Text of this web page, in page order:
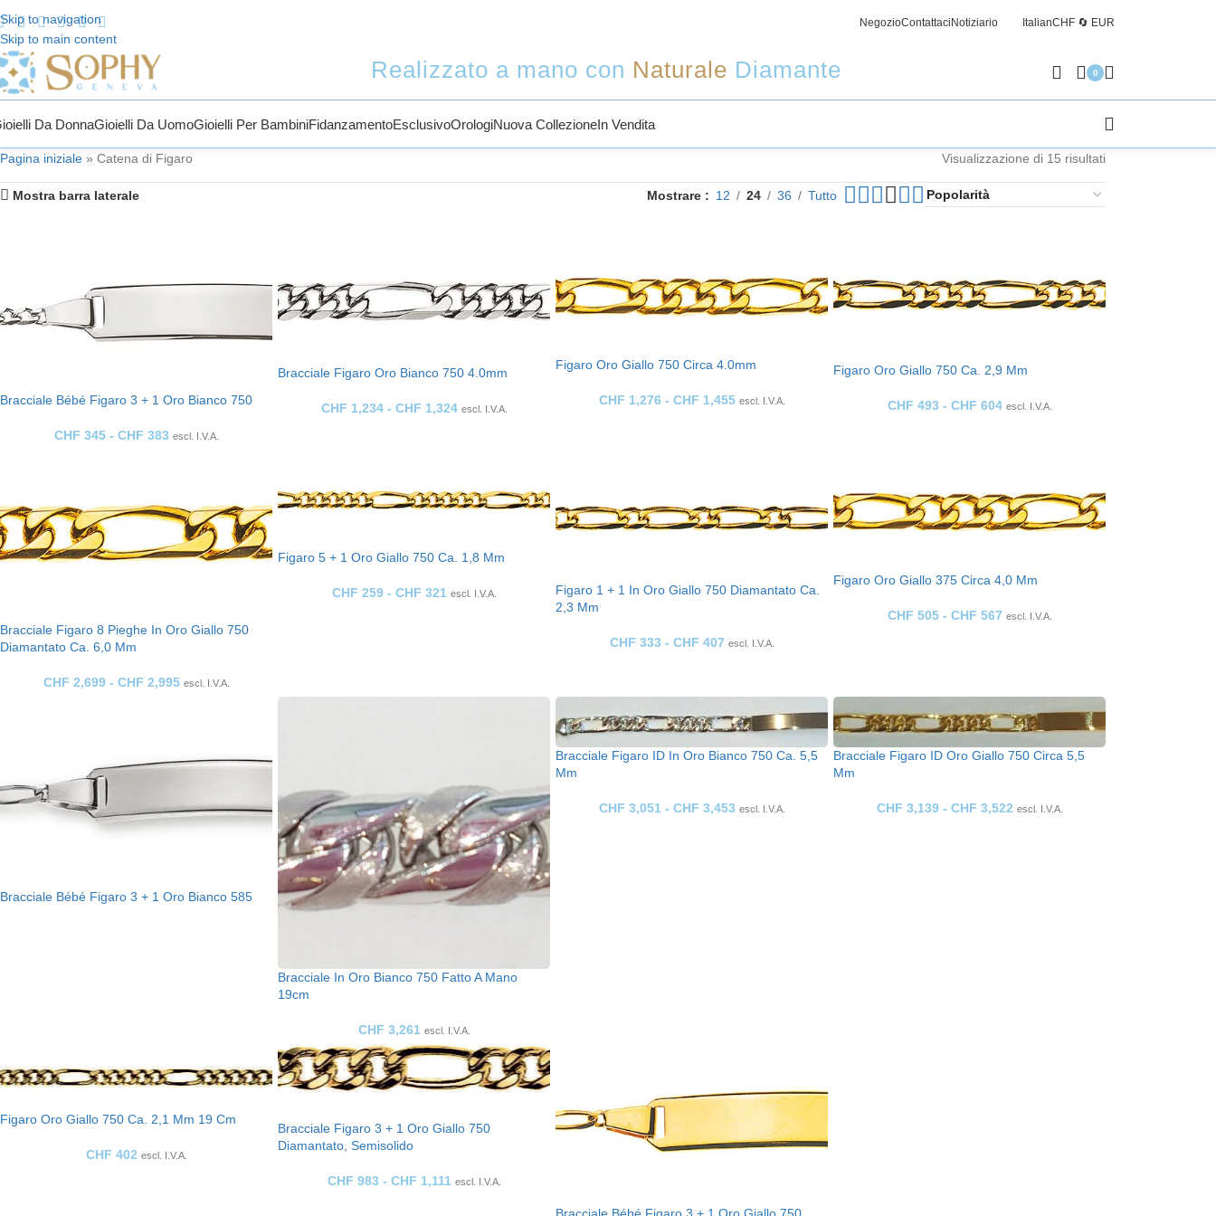
Skip to navigation
Skip to main content
a Sophy Jewelry
NegozioContattaci Notiziario ItalianCHF 🔄 EUR
Realizzato a mano con Naturale Diamante 0
Da DonnaGioielli Da UomoGioielli Per BambiniFidanzamentoEsclusivoOrologiNuova CollezioneIn Vendita
Pagina iniziale » Catena di Figaro Visualizzazione di 15 risultati
Mostra barra laterale Mostrare 12 24 36 Tutto
Bracciale Bébé Figaro 3 + 1 Oro Bianco 750
CHF 345 - CHF 383 escl. I.V.A.
Bracciale Figaro Oro Bianco 750 4.0mm
CHF 1,234 - CHF 1,324 escl. I.V.A.
Figaro Oro Giallo 750 Circa 4.0mm
CHF 1,276 - CHF 1,455 escl. I.V.A.
Figaro Oro Giallo 750 Ca. 2,9 Mm
CHF 493 - CHF 604 escl. I.V.A.
Bracciale Figaro 8 Pieghe In Oro Giallo 750
Diamantato Ca. 6,0 Mm
CHF 2,699 - CHF 2,995 escl. I.V.A.
Figaro 5 + 1 Oro Giallo 750 Ca. 1,8 Mm
CHF 259 - CHF 321 escl. I.V.A.
Figaro 1 + 1 In Oro Giallo 750 Diamantato Ca.
2,3 Mm
CHF 333 - CHF 407 escl. I.V.A.
Figaro Oro Giallo 375 Circa 4,0 Mm
CHF 505 - CHF 567 escl. I.V.A.
Bracciale Bébé Figaro 3 + 1 Oro Bianco 585
Bracciale In Oro Bianco 750 Fatto A Mano
19cm
CHF 3,261 escl. I.V.A.
Bracciale Figaro ID In Oro Bianco 750 Ca. 5,5
Mm
CHF 3,051 - CHF 3,453 escl. I.V.A.
Bracciale Figaro ID Oro Giallo 750 Circa 5,5
Mm
CHF 3,139 - CHF 3,522 escl. I.V.A.
Figaro Oro Giallo 750 Ca. 2,1 Mm 19 Cm
CHF 402 escl. I.V.A.
Bracciale Figaro 3 + 1 Oro Giallo 750
Diamantato, Semisolido
CHF 983 - CHF 1,111 escl. I.V.A.
Bracciale Bébé Figaro 3 + 1 Oro Giallo 750